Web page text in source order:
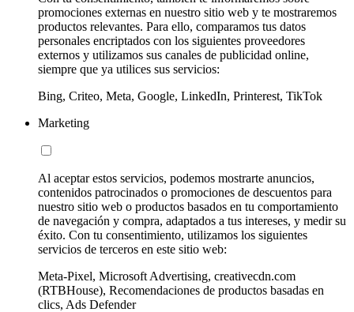
promociones externas en nuestro sitio web y te mostraremos
productos relevantes. Para ello, comparamos tus datos
personales encriptados con los siguientes proveedores
externos y utilizamos sus canales de publicidad online,
siempre que ya utilices sus servicios:
Bing, Criteo, Meta, Google, LinkedIn, Printerest, TikTok
Marketing
Al aceptar estos servicios, podemos mostrarte anuncios,
contenidos patrocinados o promociones de descuentos para
nuestro sitio web o productos basados en tu comportamiento
de navegación y compra, adaptados a tus intereses, y medir su
éxito. Con tu consentimiento, utilizamos los siguientes
servicios de terceros en este sitio web:
Meta-Pixel, Microsoft Advertising, creativecdn.com
(RTBHouse), Recomendaciones de productos basadas en
clics, Ads Defender